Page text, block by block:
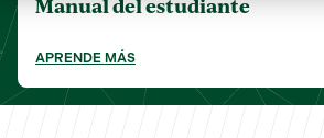
Manual del estudiante
APRENDE MÁS